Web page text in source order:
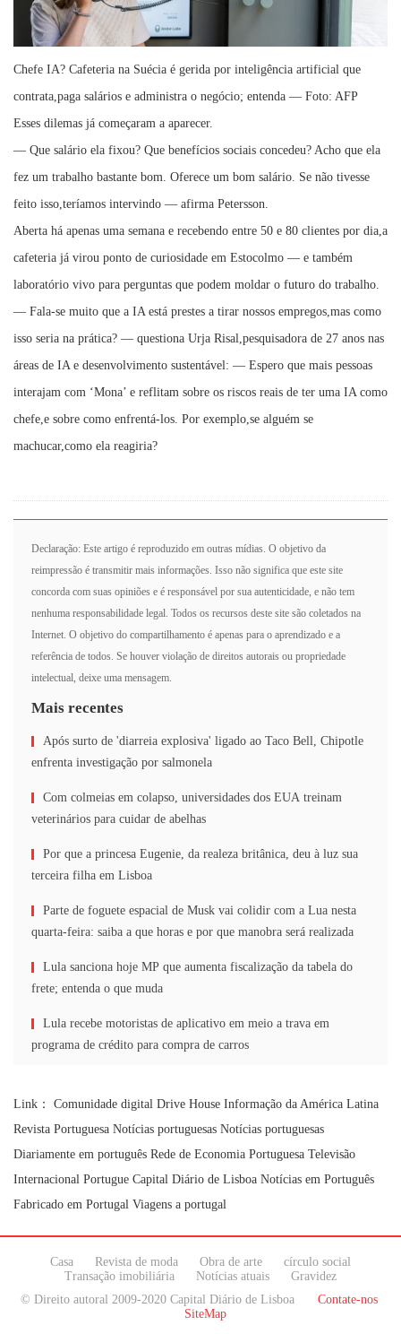
Chefe IA? Cafeteria na Suécia é gerida por inteligência artificial que
contrata,paga salários e administra o negócio; entenda — Foto: AFP
Esses dilemas já começaram a aparecer.
— Que salário ela fixou? Que benefícios sociais concedeu? Acho que ela
fez um trabalho bastante bom. Oferece um bom salário. Se não tivesse
feito isso,teríamos intervindo — afirma Petersson.
Aberta há apenas uma semana e recebendo entre 50 e 80 clientes por dia,a
cafeteria já virou ponto de curiosidade em Estocolmo — e também
laboratório vivo para perguntas que podem moldar o futuro do trabalho.
— Fala-se muito que a IA está prestes a tirar nossos empregos,mas como
isso seria na prática? — questiona Urja Risal,pesquisadora de 27 anos nas
áreas de IA e desenvolvimento sustentável: — Espero que mais pessoas
interajam com ‘Mona’ e reflitam sobre os riscos reais de ter uma IA como
chefe,e sobre como enfrentá-los. Por exemplo,se alguém se
machucar,como ela reagiria?
Declaração: Este artigo é reproduzido em outras mídias. O objetivo da
reimpressão é transmitir mais informações. Isso não significa que este site
concorda com suas opiniões e é responsável por sua autenticidade, e não tem
nenhuma responsabilidade legal. Todos os recursos deste site são coletados na
Internet. O objetivo do compartilhamento é apenas para o aprendizado e a
referência de todos. Se houver violação de direitos autorais ou propriedade
intelectual, deixe uma mensagem.
Mais recentes
Após surto de 'diarreia explosiva' ligado ao Taco Bell, Chipotle
enfrenta investigação por salmonela
Com colmeias em colapso, universidades dos EUA treinam
veterinários para cuidar de abelhas
Por que a princesa Eugenie, da realeza britânica, deu à luz sua
terceira filha em Lisboa
Parte de foguete espacial de Musk vai colidir com a Lua nesta
quarta-feira: saiba a que horas e por que manobra será realizada
Lula sanciona hoje MP que aumenta fiscalização da tabela do
frete; entenda o que muda
Lula recebe motoristas de aplicativo em meio a trava em
programa de crédito para compra de carros
Link： Comunidade digital Drive House Informação da América Latina
Revista Portuguesa Notícias portuguesas Notícias portuguesas
Diariamente em português Rede de Economia Portuguesa Televisão
Internacional Portugue Capital Diário de Lisboa Notícias em Português
Fabricado em Portugal Viagens a portugal
Casa Revista de moda Obra de arte
círculo social
Transação imobiliária
Notícias atuais
Gravidez
© Direito autoral 2009-2020 Capital Diário de Lisboa
Contate-nos
SiteMap